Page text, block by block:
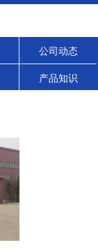
公司动态
产品知识